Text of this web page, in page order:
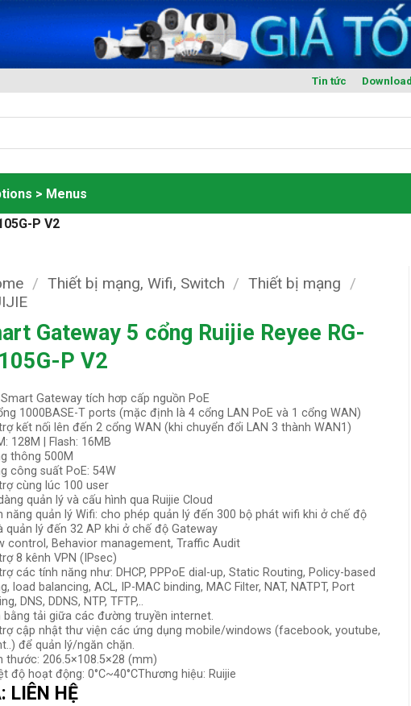
Tin tức
> Menus
P V2
/ Thiết bị mạng, Wifi, Switch / Thiết bị mạng /
Gateway 5 cổng Ruijie Reyee RG-
P V2
Gateway tích hơp cấp nguồn PoE
1000BASE-T ports (mặc định là 4 cổng LAN PoE và 1 cổng WAN)
kết nối lên đến 2 cổng WAN (khi chuyển đổi LAN 3 thành WAN1)
128M | Flash: 16MB
thông 500M
công suất PoE: 54W
cùng lúc 100 user
quản lý và cấu hình qua Ruijie Cloud
năng quản lý Wifi: cho phép quản lý đến 300 bộ phát wifi khi ở chế độ
quản lý đến 32 AP khi ở chế độ Gateway
control, Behavior management, Traffic Audit
8 kênh VPN (IPsec)
các tính năng như: DHCP, PPPoE dial-up, Static Routing, Policy-based
load balancing, ACL, IP-MAC binding, MAC Filter, NAT, NATPT, Port
DNS, DDNS, NTP, TFTP,..
bằng tải giữa các đường truyền internet.
cập nhật thư viện các ứng dụng mobile/windows (facebook, youtube,
để quản lý/ngăn chặn.
thước: 206.5×108.5×28 (mm)
độ hoạt động: 0°C~40°CThương hiệu: Ruijie
LIÊN HỆ